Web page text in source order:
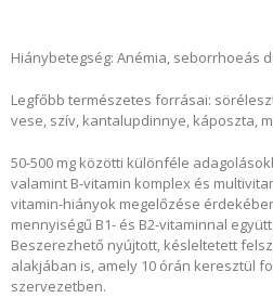
Hiánybetegség: Anémia, seborrhoeás
Legfőbb természetes forrásai:
vese, szív, kantalupdinnye, káposzta,
50-500 mg közötti különféle
valamint B-vitamin komplex és
vitamin-hiányok megelőzése
mennyiségű B1- és B2-vitaminnal
Beszerezhető nyújtott, késleltetett
alakjában is, amely 10 órán keresztül
szervezetben.